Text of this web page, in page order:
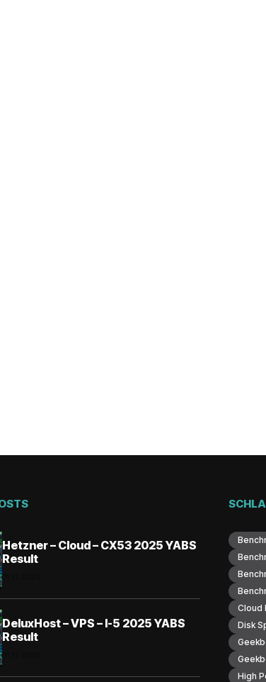
Hetzner – Cloud – CX53 2025 YABS
Result
DeluxHost – VPS – I-5 2025 YABS
Result
Cloud
Disk
High